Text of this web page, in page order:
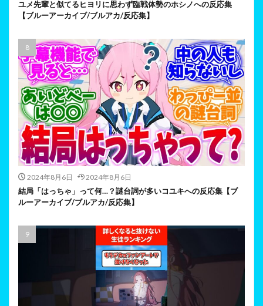
ユメ先輩と似てるヒヨリに思わず臨戦体勢のホシノへの反応集
【ブルーアーカイブ/ブルアカ/反応集】
2024年8月6日 2024年8月6日
結局「はっちゃ」って何…？謎台詞が多いコユキへの反応集【ブ
ルーアーカイブ/ブルアカ/反応集】